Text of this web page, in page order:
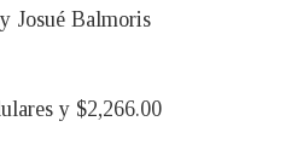
Josué Balmoris
y $2,266.00